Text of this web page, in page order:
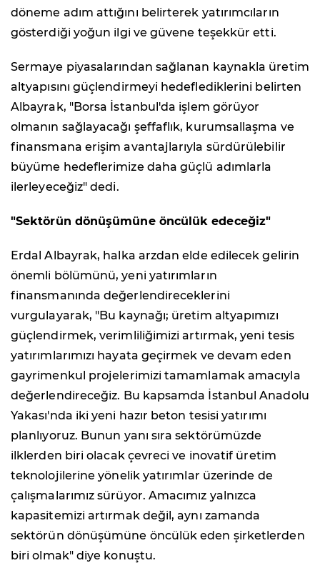
döneme adım attığını belirterek yatırımcıların
gösterdiği yoğun ilgi ve güvene teşekkür etti.
Sermaye piyasalarından sağlanan kaynakla üretim
altyapısını güçlendirmeyi hedeflediklerini belirten
Albayrak, "Borsa İstanbul'da işlem görüyor
olmanın sağlayacağı şeffaflık, kurumsallaşma ve
finansmana erişim avantajlarıyla sürdürülebilir
büyüme hedeflerimize daha güçlü adımlarla
ilerleyeceğiz" dedi.
"Sektörün dönüşümüne öncülük edeceğiz"
Erdal Albayrak, halka arzdan elde edilecek gelirin
önemli bölümünü, yeni yatırımların
finansmanında değerlendireceklerini
vurgulayarak, "Bu kaynağı; üretim altyapımızı
güçlendirmek, verimliliğimizi artırmak, yeni tesis
yatırımlarımızı hayata geçirmek ve devam eden
gayrimenkul projelerimizi tamamlamak amacıyla
değerlendireceğiz. Bu kapsamda İstanbul Anadolu
Yakası'nda iki yeni hazır beton tesisi yatırımı
planlıyoruz. Bunun yanı sıra sektörümüzde
ilklerden biri olacak çevreci ve inovatif üretim
teknolojilerine yönelik yatırımlar üzerinde de
çalışmalarımız sürüyor. Amacımız yalnızca
kapasitemizi artırmak değil, aynı zamanda
sektörün dönüşümüne öncülük eden şirketlerden
biri olmak" diye konuştu.